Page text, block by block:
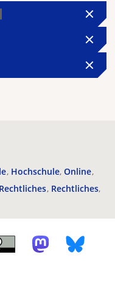
Hochschule Online
Rechtliches Rechtliches